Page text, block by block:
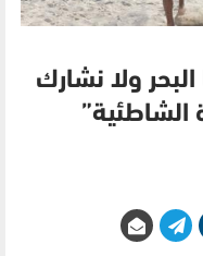
ولا نشارك
الشاطئية”